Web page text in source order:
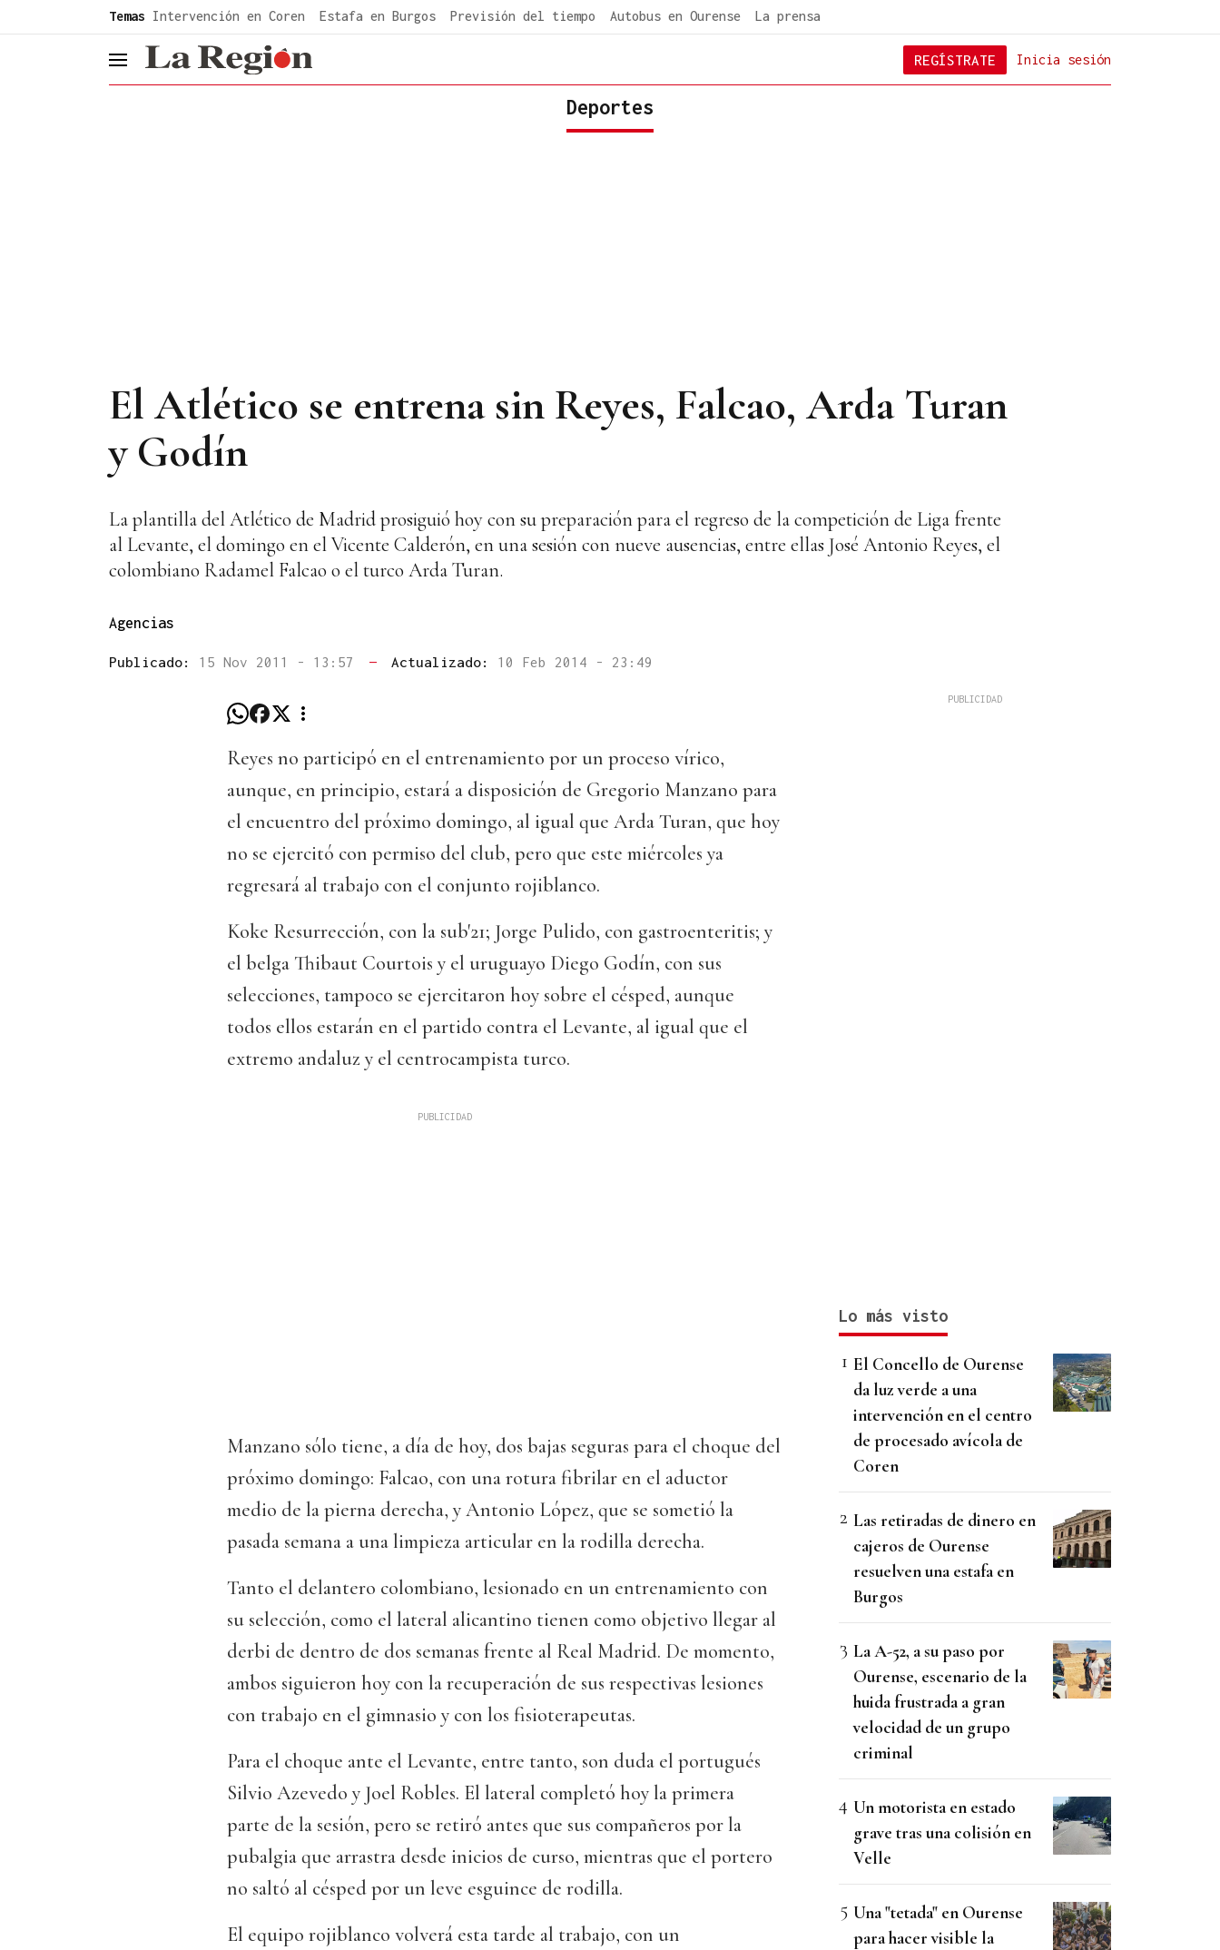
Temas Intervención en Coren Estafa en Burgos Previsión del tiempo Autobus en Ourense La prensa
header.menu.open Inicia sesión
REGÍSTRATE
Deportes
El Atlético se entrena sin Reyes, Falcao, Arda Turan
y Godín
La plantilla del Atlético de Madrid prosiguió hoy con su preparación para el regreso de la competición de Liga frente
al Levante, el domingo en el Vicente Calderón, en una sesión con nueve ausencias, entre ellas José Antonio Reyes, el
colombiano Radamel Falcao o el turco Arda Turan.
Agencias
Publicado: 15 Nov 2011 - 13:57 — Actualizado: 10 Feb 2014 - 23:49
Reyes no participó en el entrenamiento por un proceso vírico,
aunque, en principio, estará a disposición de Gregorio Manzano para
el encuentro del próximo domingo, al igual que Arda Turan, que hoy
no se ejercitó con permiso del club, pero que este miércoles ya
regresará al trabajo con el conjunto rojiblanco.
Koke Resurrección, con la sub'21; Jorge Pulido, con gastroenteritis; y
el belga Thibaut Courtois y el uruguayo Diego Godín, con sus
selecciones, tampoco se ejercitaron hoy sobre el césped, aunque
todos ellos estarán en el partido contra el Levante, al igual que el
extremo andaluz y el centrocampista turco.
Manzano sólo tiene, a día de hoy, dos bajas seguras para el choque del
próximo domingo: Falcao, con una rotura fibrilar en el aductor
medio de la pierna derecha, y Antonio López, que se sometió la
pasada semana a una limpieza articular en la rodilla derecha.
Tanto el delantero colombiano, lesionado en un entrenamiento con
su selección, como el lateral alicantino tienen como objetivo llegar al
derbi de dentro de dos semanas frente al Real Madrid. De momento,
ambos siguieron hoy con la recuperación de sus respectivas lesiones
con trabajo en el gimnasio y con los fisioterapeutas.
Para el choque ante el Levante, entre tanto, son duda el portugués
Silvio Azevedo y Joel Robles. El lateral completó hoy la primera
parte de la sesión, pero se retiró antes que sus compañeros por la
pubalgia que arrastra desde inicios de curso, mientras que el portero
no saltó al césped por un leve esguince de rodilla.
El equipo rojiblanco volverá esta tarde al trabajo, con un
Lo más visto
El Concello de Ourense
da luz verde a una
intervención en el centro
de procesado avícola de
Coren
Las retiradas de dinero en
cajeros de Ourense
resuelven una estafa en
Burgos
La A-52, a su paso por
Ourense, escenario de la
huida frustrada a gran
velocidad de un grupo
criminal
Un motorista en estado
grave tras una colisión en
Velle
Una "tetada" en Ourense
para hacer visible la